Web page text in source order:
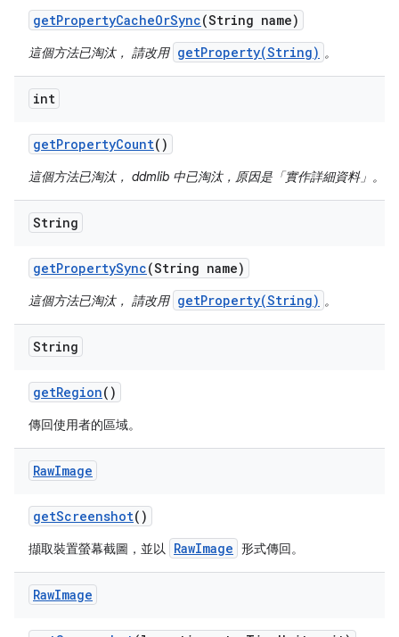
getPropertyCacheOrSync(String name)
這個方法已淘汰， 請改用 getProperty(String) 。
int
getPropertyCount()
這個方法已淘汰， ddmlib 中已淘汰，原因是「實作詳細資料」。
String
getPropertySync(String name)
這個方法已淘汰， 請改用 getProperty(String) 。
String
getRegion()
傳回使用者的區域。
RawImage
getScreenshot()
擷取裝置螢幕截圖，並以 RawImage 形式傳回。
RawImage